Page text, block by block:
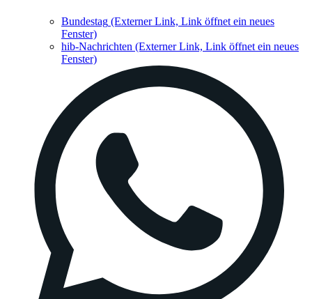
Bundestag (Externer Link, Link öffnet ein neues
Fenster)
hib-Nachrichten (Externer Link, Link öffnet ein neues
Fenster)